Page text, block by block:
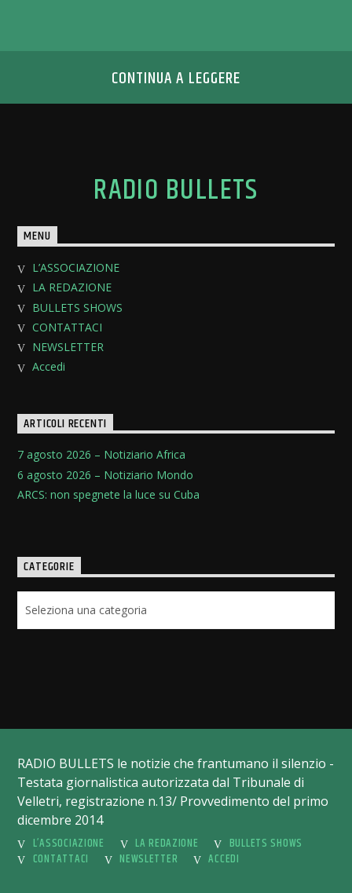
CONTINUA A LEGGERE
RADIO BULLETS
MENU
L’ASSOCIAZIONE
LA REDAZIONE
BULLETS SHOWS
CONTATTACI
NEWSLETTER
Accedi
ARTICOLI RECENTI
7 agosto 2026 – Notiziario Africa
6 agosto 2026 – Notiziario Mondo
ARCS: non spegnete la luce su Cuba
CATEGORIE
RADIO BULLETS le notizie che frantumano il silenzio -
Testata giornalistica autorizzata dal Tribunale di
Velletri, registrazione n.13/ Provvedimento del primo
dicembre 2014
L’ASSOCIAZIONE
LA REDAZIONE
BULLETS SHOWS
CONTATTACI
NEWSLETTER ACCEDI